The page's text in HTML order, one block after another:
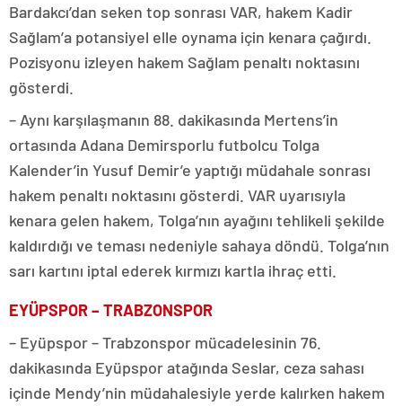
Bardakcı’dan seken top sonrası VAR, hakem Kadir
Sağlam’a potansiyel elle oynama için kenara çağırdı.
Pozisyonu izleyen hakem Sağlam penaltı noktasını
gösterdi.
– Aynı karşılaşmanın 88. dakikasında Mertens’in
ortasında Adana Demirsporlu futbolcu Tolga
Kalender’in Yusuf Demir’e yaptığı müdahale sonrası
hakem penaltı noktasını gösterdi. VAR uyarısıyla
kenara gelen hakem, Tolga’nın ayağını tehlikeli şekilde
kaldırdığı ve teması nedeniyle sahaya döndü. Tolga’nın
sarı kartını iptal ederek kırmızı kartla ihraç etti.
EYÜPSPOR – TRABZONSPOR
– Eyüpspor – Trabzonspor mücadelesinin 76.
dakikasında Eyüpspor atağında Seslar, ceza sahası
içinde Mendy’nin müdahalesiyle yerde kalırken hakem